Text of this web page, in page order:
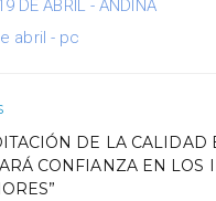
DE LA CALIDAD
CONFIANZA EN LOS